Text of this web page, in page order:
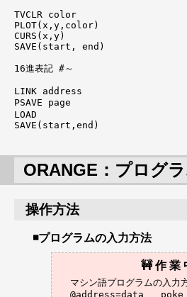
TVCLR color
PLOT(x,y,color)
CURS(x,y)
SAVE(start, end)
16進表記 #～
LINK address
PSAVE page			カタログでは PSAVE(page)
LOAD
SAVE(start,end)
ORANGE：プログ
操作方法
プログラムの入力方法
マシン語プログラムの入力
@address=data	poke addr,data